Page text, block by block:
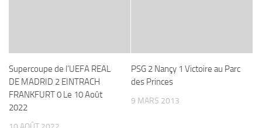
Supercoupe de l’UEFA REAL
DE MADRID 2 EINTRACH
FRANKFURT 0 Le 10 Août
2022
PSG 2 Nançy 1 Victoire au Parc
des Princes
9 MARS 2013